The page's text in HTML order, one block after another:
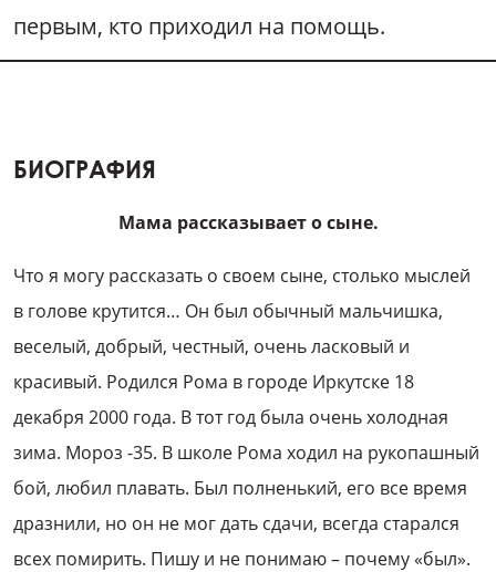
первым, кто приходил на помощь.
БИОГРАФИЯ
Мама рассказывает о сыне.
Что я могу рассказать о своем сыне, столько мыслей
в голове крутится… Он был обычный мальчишка,
веселый, добрый, честный, очень ласковый и
красивый. Родился Рома в городе Иркутске 18
декабря 2000 года. В тот год была очень холодная
зима. Мороз -35. В школе Рома ходил на рукопашный
бой, любил плавать. Был полненький, его все время
дразнили, но он не мог дать сдачи, всегда старался
всех помирить. Пишу и не понимаю – почему «был».